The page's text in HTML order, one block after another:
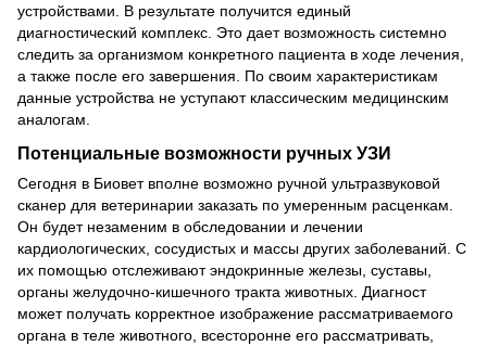
устройствами. В результате получится единый
диагностический комплекс. Это дает возможность системно
следить за организмом конкретного пациента в ходе лечения,
а также после его завершения. По своим характеристикам
данные устройства не уступают классическим медицинским
аналогам.
Потенциальные возможности ручных УЗИ
Сегодня в Биовет вполне возможно ручной ультразвуковой
сканер для ветеринарии заказать по умеренным расценкам.
Он будет незаменим в обследовании и лечении
кардиологических, сосудистых и массы других заболеваний. С
их помощью отслеживают эндокринные железы, суставы,
органы желудочно-кишечного тракта животных. Диагност
может получать корректное изображение рассматриваемого
органа в теле животного, всесторонне его рассматривать,